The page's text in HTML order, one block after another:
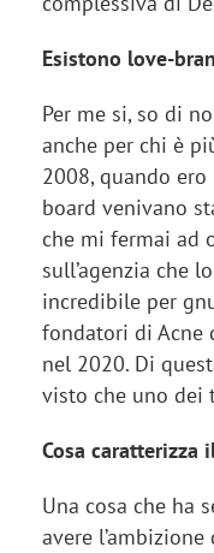
Esistono love-
Per me si, so di
anche per chi è
2008, quando
board venivano
che mi fermai ad
sull’agenzia che
incredibile per
fondatori di Acne
nel 2020. Di
visto che uno dei
Cosa caratterizza
Una cosa che ha
avere